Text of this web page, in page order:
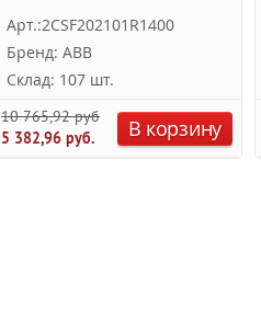
Арт.:2CSF202101R1400
Бренд: ABB
Склад: 107 шт.
10 765,92 руб.
5 382,96 руб.
В корзину